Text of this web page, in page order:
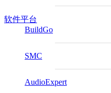
软件平台
BuildGo
SMC
AudioExpert